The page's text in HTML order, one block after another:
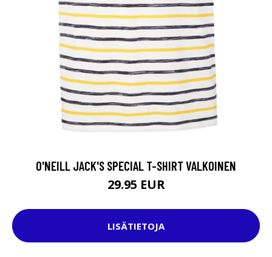
O'NEILL JACK'S SPECIAL T-SHIRT VALKOINEN
29.95 EUR
LISÄTIETOJA